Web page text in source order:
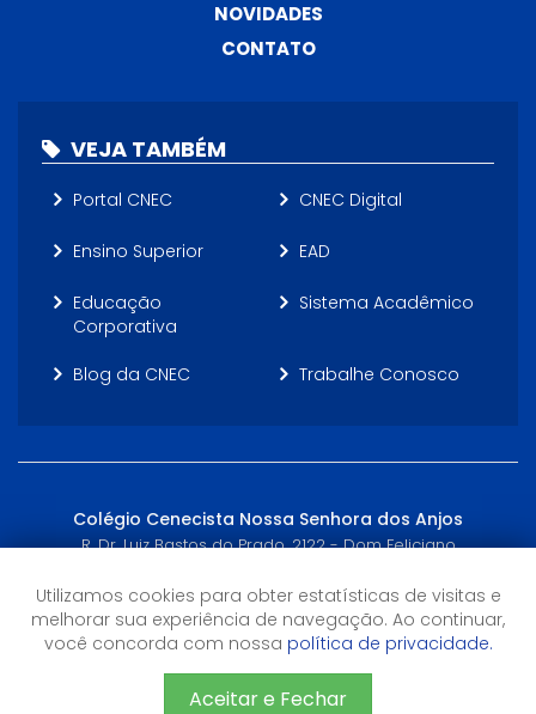
NOVIDADES
CONTATO
VEJA TAMBÉM
Portal CNEC CNEC Digital
Ensino Superior EAD
Educação
Corporativa
Sistema Acadêmico
Blog da CNEC Trabalhe Conosco
Colégio Cenecista Nossa Senhora dos Anjos
R. Dr. Luiz Bastos do Prado, 2122 - Dom Feliciano
Horário de Atendimento
8h às 18h
©2026 CNEC - Todos os direitos reservados
Utilizamos cookies para obter estatísticas de visitas e
melhorar sua experiência de navegação. Ao continuar,
você concorda com nossa política de privacidade.
Aceitar e Fechar